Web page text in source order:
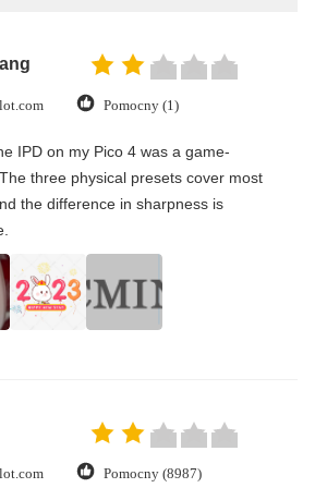
Pomocny (1)
IPD on my Pico 4 was a game-
three physical presets cover most
the difference in sharpness is
Pomocny (8987)